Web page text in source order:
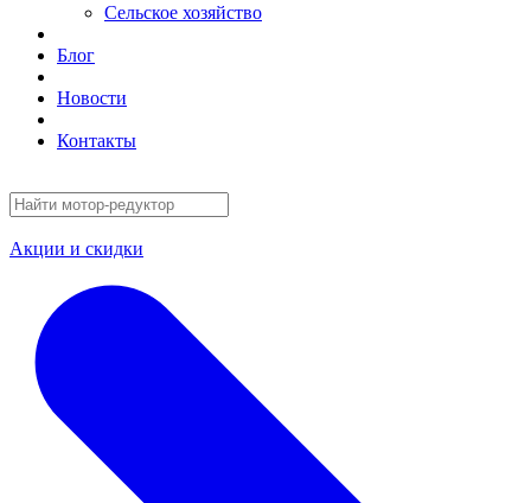
Сельское хозяйство
Блог
Новости
Контакты
Акции и скидки